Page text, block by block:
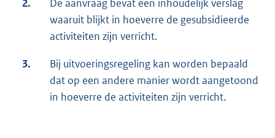
2.
De aanvraag bevat een inhoudelijk verslag
waaruit blijkt in hoeverre de gesubsidieerde
activiteiten zijn verricht.
3.
Bij uitvoeringsregeling kan worden bepaald
dat op een andere manier wordt aangetoond
in hoeverre de activiteiten zijn verricht.